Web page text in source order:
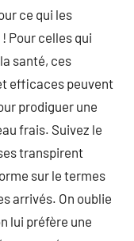
ce qui les
Pour celles qui
santé, ces
efficaces peuvent
prodiguer une
frais. Suivez le
transpirent
sur le termes
arrivés. On oublie
lui préfère une